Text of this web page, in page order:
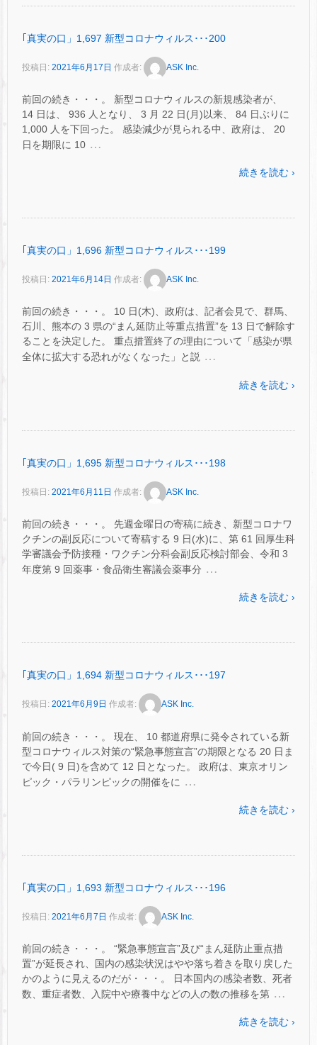
｢真実の口」1,697 新型コロナウィルス･･･200
投稿日: 2021年6月17日 作成者: ASK Inc.
前回の続き・・・。 新型コロナウィルスの新規感染者が、
14 日は、 ​936 人となり、 3 月 22 日(月)以来、 84 日ぶりに
1,000 人を下回った。 感染減少が見られる中、政府は、 20
日を期限に 10 …
続きを読む ›
｢真実の口」1,696 新型コロナウィルス･･･199
投稿日: 2021年6月14日 作成者: ASK Inc.
前回の続き・・・。 10 日(木)、政府は、記者会見で、群馬、
石川、熊本の 3 県の“まん延防止等重点措置”を 13 日で解除す
ることを決定した。 重点措置終了の理由について「感染が県
全体に拡大する恐れがなくなった」と説 …
続きを読む ›
｢真実の口」1,695 新型コロナウィルス･･･198
投稿日: 2021年6月11日 作成者: ASK Inc.
前回の続き・・・。 先週金曜日の寄稿に続き、新型コロナワ
クチンの副反応について寄稿する 9 日(水)に、第 61 回厚生科
学審議会予防接種・ワクチン分科会副反応検討部会、令和 3
年度第 9 回薬事・食品衛生審議会薬事分 …
続きを読む ›
｢真実の口」1,694 新型コロナウィルス･･･197
投稿日: 2021年6月9日 作成者: ASK Inc.
前回の続き・・・。 現在、 10 都道府県に発令されている新
型コロナウィルス対策の“緊急事態宣言”の期限となる 20 日ま
で今日( 9 日)を含めて 12 日となった。 政府は、東京オリン
ピック・パラリンピックの開催をに …
続きを読む ›
｢真実の口」1,693 新型コロナウィルス･･･196
投稿日: 2021年6月7日 作成者: ASK Inc.
前回の続き・・・。 “緊急事態宣言”及び“まん延防止重点措
置”が延長され、国内の感染状況はやや落ち着きを取り戻した
かのように見えるのだが・・・。 日本国内の感染者数、死者
数、重症者数、入院中や療養中などの人の数の推移を第 …
続きを読む ›